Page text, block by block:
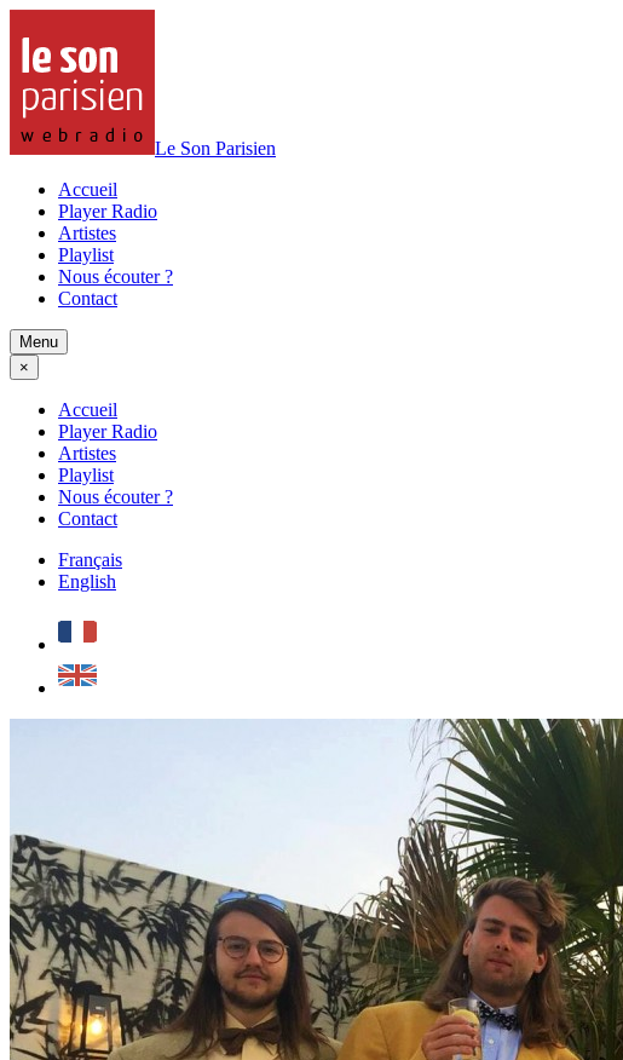
Le Son Parisien
Accueil
Player Radio
Artistes
Playlist
Nous écouter ?
Contact
Menu
×
Accueil
Player Radio
Artistes
Playlist
Nous écouter ?
Contact
Français
English